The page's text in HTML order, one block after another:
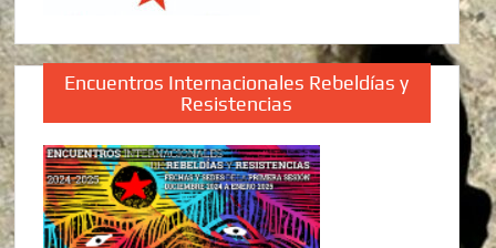
Encuentros Internacionales Rebeldías y
Resistencias